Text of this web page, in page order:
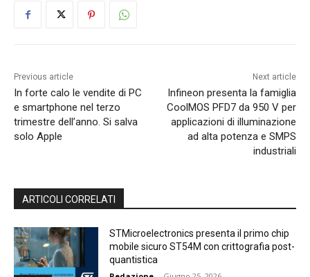
Previous article
In forte calo le vendite di PC
e smartphone nel terzo
trimestre dell’anno. Si salva
solo Apple
Next article
Infineon presenta la famiglia
CoolMOS PFD7 da 950 V per
applicazioni di illuminazione
ad alta potenza e SMPS
industriali
ARTICOLI CORRELATI
STMicroelectronics presenta il primo chip
mobile sicuro ST54M con crittografia post-
quantistica